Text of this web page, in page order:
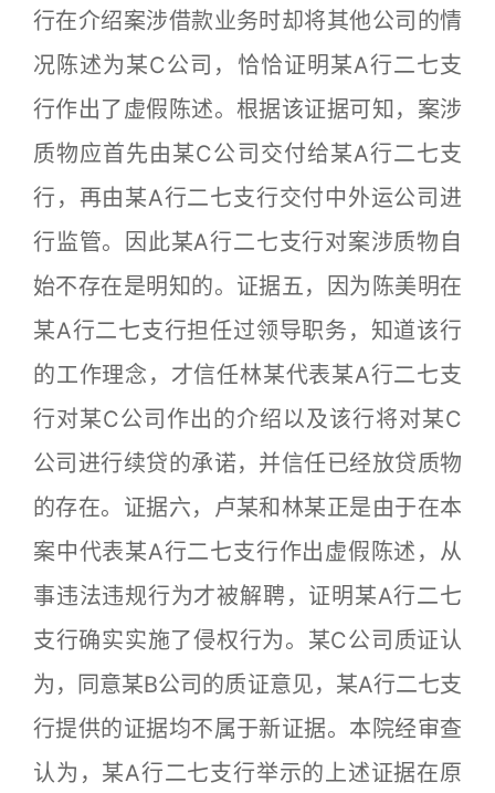
行在介绍案涉借款业务时却将其他公司的情
况陈述为某C公司，恰恰证明某A行二七支
行作出了虚假陈述。根据该证据可知，案涉
质物应首先由某C公司交付给某A行二七支
行，再由某A行二七支行交付中外运公司进
行监管。因此某A行二七支行对案涉质物自
始不存在是明知的。证据五，因为陈美明在
某A行二七支行担任过领导职务，知道该行
的工作理念，才信任林某代表某A行二七支
行对某C公司作出的介绍以及该行将对某C
公司进行续贷的承诺，并信任已经放贷质物
的存在。证据六，卢某和林某正是由于在本
案中代表某A行二七支行作出虚假陈述，从
事违法违规行为才被解聘，证明某A行二七
支行确实实施了侵权行为。某C公司质证认
为，同意某B公司的质证意见，某A行二七支
行提供的证据均不属于新证据。本院经审查
认为，某A行二七支行举示的上述证据在原